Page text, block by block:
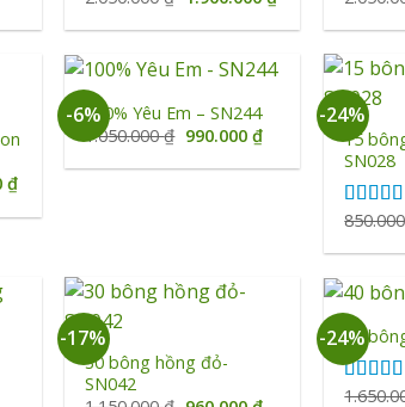
₫.
là:
hiện
tại
1.900.000 ₫.
₫Giá
hiện
tại
-6%
+
100% Yêu Em – SN244
1.050.000₫ Giá
là:
990.000 ₫Giá
hiện
tại
-24%
+
15
SN028
Được
sao
-17%
+
30 bông hồng đỏ-
SN042
-24%
+
40
Được